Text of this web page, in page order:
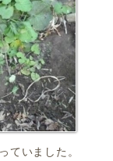
ていました。